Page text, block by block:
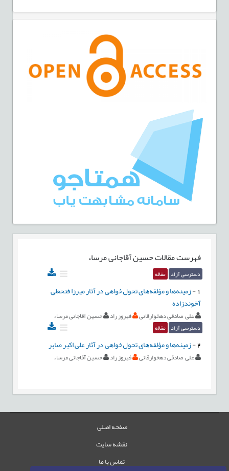
فهرست مقالاتحسین آقاجانی مرساء
دسترسی آزاد مقاله
-زمینه‌ها و مؤلفه‌های تحول‌خواهی در آثار میرزا فتحعلی
آخوندزاده
علی صادقی دهخوارقانی فیروز راد حسین آقاجانی مرساء
دسترسی آزاد مقاله
2
-زمینه‌ها و مؤلفه‌های تحول‌خواهی در آثار علی اکبر صابر
علی صادقی دهخوارقانی فیروز راد حسین آقاجانی مرساء
صفحه اصلی
نقشه سایت
تماس با ما